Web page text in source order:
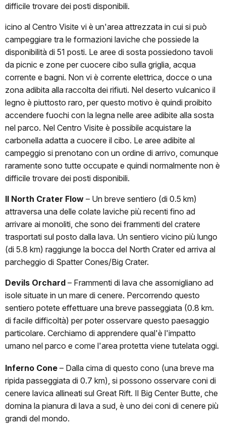
difficile trovare dei posti disponibili.
icino al Centro Visite vi è un'area attrezzata in cui si può
campeggiare tra le formazioni laviche che possiede la
disponibilità di 51 posti. Le aree di sosta possiedono tavoli
da picnic e zone per cuocere cibo sulla griglia, acqua
corrente e bagni. Non vi è corrente elettrica, docce o una
zona adibita alla raccolta dei rifiuti. Nel deserto vulcanico il
legno è piuttosto raro, per questo motivo è quindi proibito
accendere fuochi con la legna nelle aree adibite alla sosta
nel parco. Nel Centro Visite è possibile acquistare la
carbonella adatta a cuocere il cibo. Le aree adibite al
campeggio si prenotano con un ordine di arrivo, comunque
raramente sono tutte occupate e quindi normalmente non è
difficile trovare dei posti disponibili.
Il North Crater Flow – Un breve sentiero (di 0.5 km)
attraversa una delle colate laviche più recenti fino ad
arrivare ai monoliti, che sono dei frammenti del cratere
trasportati sul posto dalla lava. Un sentiero vicino più lungo
(di 5.8 km) raggiunge la bocca del North Crater ed arriva al
parcheggio di Spatter Cones/Big Crater.
Devils Orchard – Frammenti di lava che assomigliano ad
isole situate in un mare di cenere. Percorrendo questo
sentiero potete effettuare una breve passeggiata (0.8 km.
di facile difficoltà) per poter osservare questo paesaggio
particolare. Cerchiamo di apprendere qual'è l'impatto
umano nel parco e come l'area protetta viene tutelata oggi.
Inferno Cone – Dalla cima di questo cono (una breve ma
ripida passeggiata di 0.7 km), si possono osservare coni di
cenere lavica allineati sul Great Rift. Il Big Center Butte, che
domina la pianura di lava a sud, è uno dei coni di cenere più
grandi del mondo.